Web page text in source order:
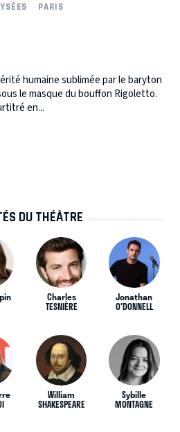
PARIS
humaine sublimée par le baryton
le masque du bouffon Rigoletto.
en...
DU THÉÂTRE
Charles
TESNIÈRE
Jonathan
O'DONNELL
William
SHAKESPEARE
Sybille
MONTAGNE